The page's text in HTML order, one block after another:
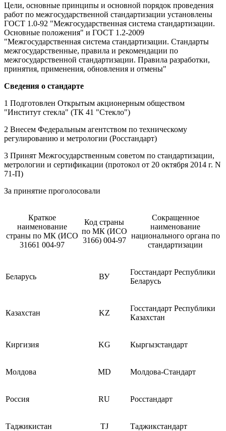
Цели, основные принципы и основной порядок проведения
работ по межгосударственной стандартизации установлены
ГОСТ 1.0-92 "Межгосударственная система стандартизации.
Основные положения" и ГОСТ 1.2-2009
"Межгосударственная система стандартизации. Стандарты
межгосударственные, правила и рекомендации по
межгосударственной стандартизации. Правила разработки,
принятия, применения, обновления и отмены"
Сведения о стандарте
1 Подготовлен Открытым акционерным обществом
"Институт стекла" (ТК 41 "Стекло")
2 Внесем Федеральным агентством по техническому
регулированию и метрологии (Росстандарт)
3 Принят Межгосударственным советом по стандартизации,
метрологии и сертификации (протокол от 20 октября 2014 г. N
71-П)
За принятие проголосовали
Краткое
наименование
страны по МК (ИСО
31661 004-97
Код страны
по МК (ИСО
3166) 004-97
Сокращенное
наименование
национального органа по
стандартизации
Беларусь ВУ
Госстандарт Республики
Беларусь
Казахстан KZ
Госстандарт Республики
Казахстан
Киргизия KG Кыргызстандарт
Молдова MD Молдова-Стандарт
Россия RU Росстандарт
Таджикистан TJ Таджикстандарт